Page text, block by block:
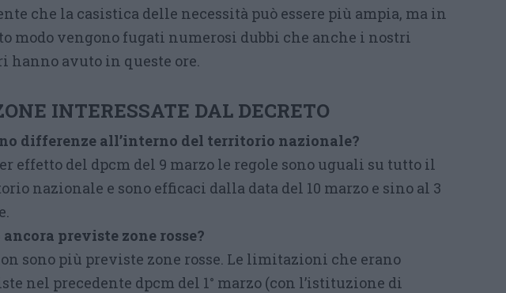
che la casistica delle necessità può essere più ampia, ma in
modo vengono fugati numerosi dubbi che anche i nostri
hanno avuto in queste ore.
INTERESSATE DAL DECRETO
differenze all’interno del territorio nazionale?
effetto del dpcm del 9 marzo le regole sono uguali su tutto il
nazionale e sono efficaci dalla data del 10 marzo e sino al 3
ancora previste zone rosse?
sono più previste zone rosse. Le limitazioni che erano
nel precedente dpcm del 1° marzo (con l’istituzione di